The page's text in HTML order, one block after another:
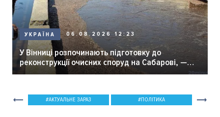
УКРАЇНА 06.08.2026 12:23
У Вінниці розпочинають підготовку до
реконструкції очисних споруд на Сабарові, —
мер Вінниці.
АКТУАЛЬНЕ ЗАРАЗ ПОЛІТИКА